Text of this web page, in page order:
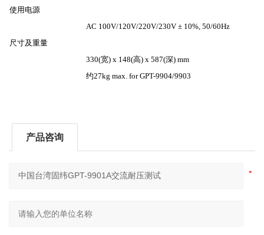
使用电源
AC 100V/120V/220V/230V ± 10%, 50/60Hz
尺寸及重量
330(宽) x 148(高) x 587(深) mm
约27kg max. for GPT-9904/9903
产品咨询